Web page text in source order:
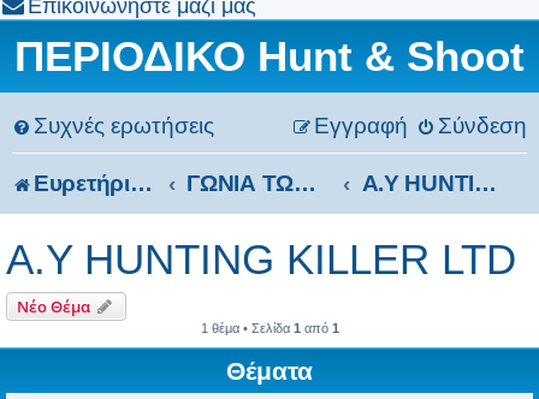
Επικοινωνήστε μαζί μας
ΠΕΡΙΟΔΙΚΟ Hunt & Shoot
Συχνές ερωτήσεις Σύνδεση
Εγγραφή
Ευρετήριο Δ. Συζήτησης ΓΩΝΙΑ ΤΩΝ ΕΠΑΓΓΕΛΜΑΤΙΩΝ A.Y HUNTING KILLER LTD
A.Y HUNTING KILLER LTD
Νέο Θέμα
1 θέμα • Σελίδα 1 από 1
Θέματα